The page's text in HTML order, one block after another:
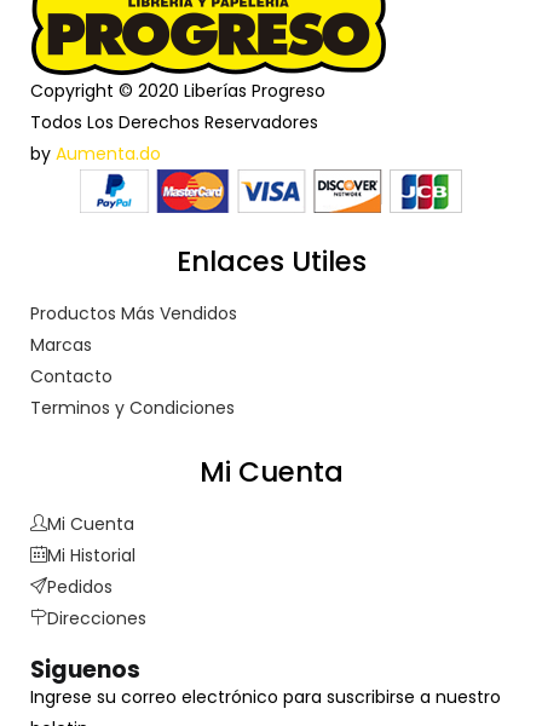
Copyright © 2020 Liberías Progreso
Todos Los Derechos Reservadores
by Aumenta.do
Enlaces Utiles
Productos Más Vendidos
Marcas
Contacto
Terminos y Condiciones
Mi Cuenta
Mi Cuenta
Mi Historial
Pedidos
Direcciones
Siguenos
Ingrese su correo electrónico para suscribirse a nuestro